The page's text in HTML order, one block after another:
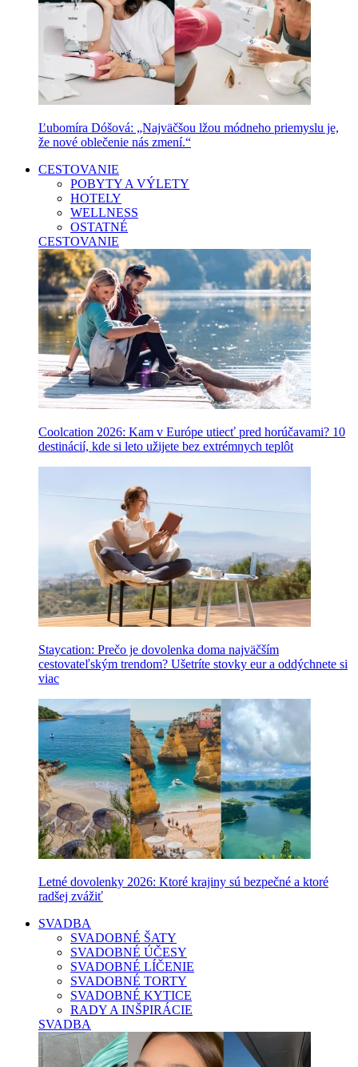
Ľubomíra Dóšová: „Najväčšou lžou módneho priemyslu je,
že nové oblečenie nás zmení.“
CESTOVANIE
POBYTY A VÝLETY
HOTELY
WELLNESS
OSTATNÉ
CESTOVANIE
Coolcation 2026: Kam v Európe utiecť pred horúčavami? 10
destinácií, kde si leto užijete bez extrémnych teplôt
Staycation: Prečo je dovolenka doma najväčším
cestovateľským trendom? Ušetríte stovky eur a oddýchnete si
viac
Letné dovolenky 2026: Ktoré krajiny sú bezpečné a ktoré
radšej zvážiť
SVADBA
SVADOBNÉ ŠATY
SVADOBNÉ ÚČESY
SVADOBNÉ LÍČENIE
SVADOBNÉ TORTY
SVADOBNÉ KYTICE
RADY A INŠPIRÁCIE
SVADBA